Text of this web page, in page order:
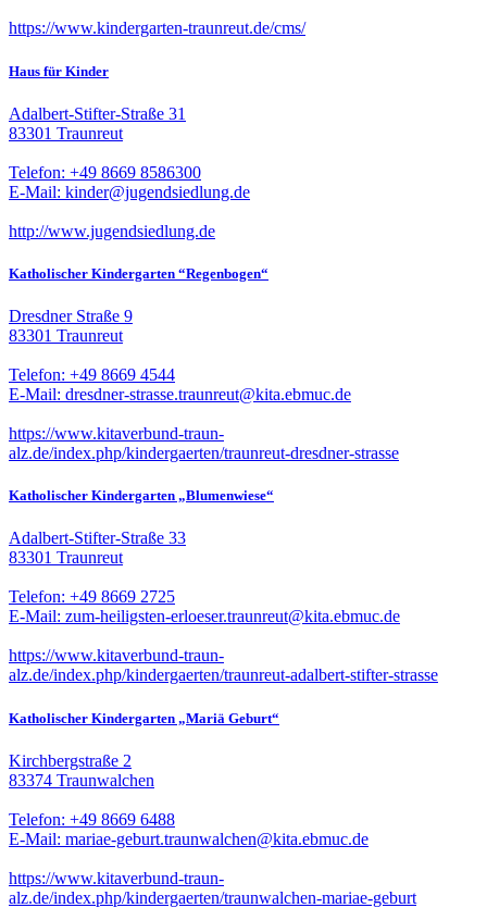
https://www.kindergarten-traunreut.de/cms/
Haus für Kinder
Adalbert-Stifter-Straße 31
83301 Traunreut
Telefon: +49 8669 8586300
E-Mail: kinder@jugendsiedlung.de
http://www.jugendsiedlung.de
Katholischer Kindergarten “Regenbogen“
Dresdner Straße 9
83301 Traunreut
Telefon: +49 8669 4544
E-Mail: dresdner-strasse.traunreut@kita.ebmuc.de
https://www.kitaverbund-traun-
alz.de/index.php/kindergaerten/traunreut-dresdner-strasse
Katholischer Kindergarten „Blumenwiese“
Adalbert-Stifter-Straße 33
83301 Traunreut
Telefon: +49 8669 2725
E-Mail: zum-heiligsten-erloeser.traunreut@kita.ebmuc.de
https://www.kitaverbund-traun-
alz.de/index.php/kindergaerten/traunreut-adalbert-stifter-strasse
Katholischer Kindergarten „Mariä Geburt“
Kirchbergstraße 2
83374 Traunwalchen
Telefon: +49 8669 6488
E-Mail: mariae-geburt.traunwalchen@kita.ebmuc.de
https://www.kitaverbund-traun-
alz.de/index.php/kindergaerten/traunwalchen-mariae-geburt